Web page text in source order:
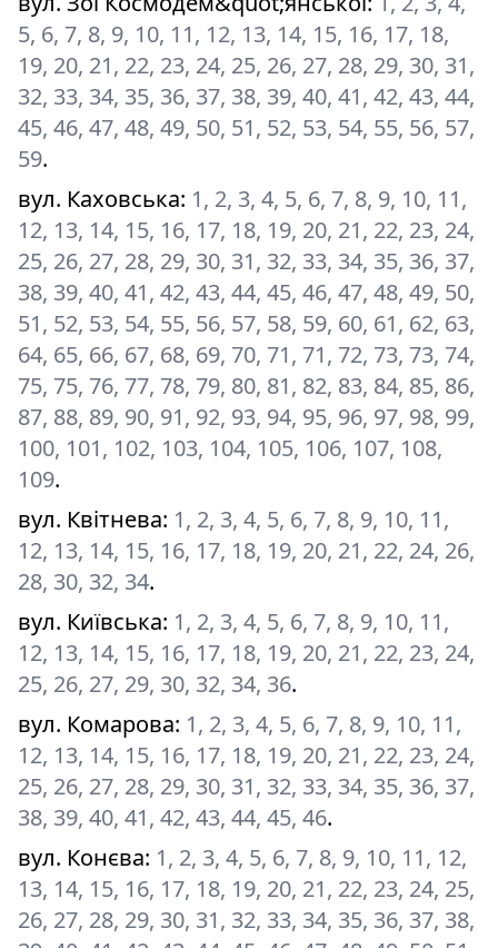
5, 6, 7, 8, 9, 10, 11, 12, 13, 14, 15, 16, 17, 18,
19, 20, 21, 22, 23, 24, 25, 26, 27, 28, 29, 30, 31,
32, 33, 34, 35, 36, 37, 38, 39, 40, 41, 42, 43, 44,
45, 46, 47, 48, 49, 50, 51, 52, 53, 54, 55, 56, 57,
59.
вул. Каховська: 1, 2, 3, 4, 5, 6, 7, 8, 9, 10, 11,
12, 13, 14, 15, 16, 17, 18, 19, 20, 21, 22, 23, 24,
25, 26, 27, 28, 29, 30, 31, 32, 33, 34, 35, 36, 37,
38, 39, 40, 41, 42, 43, 44, 45, 46, 47, 48, 49, 50,
51, 52, 53, 54, 55, 56, 57, 58, 59, 60, 61, 62, 63,
64, 65, 66, 67, 68, 69, 70, 71, 71, 72, 73, 73, 74,
75, 75, 76, 77, 78, 79, 80, 81, 82, 83, 84, 85, 86,
87, 88, 89, 90, 91, 92, 93, 94, 95, 96, 97, 98, 99,
100, 101, 102, 103, 104, 105, 106, 107, 108,
109.
вул. Квітнева: 1, 2, 3, 4, 5, 6, 7, 8, 9, 10, 11,
12, 13, 14, 15, 16, 17, 18, 19, 20, 21, 22, 24, 26,
28, 30, 32, 34.
вул. Київська: 1, 2, 3, 4, 5, 6, 7, 8, 9, 10, 11,
12, 13, 14, 15, 16, 17, 18, 19, 20, 21, 22, 23, 24,
25, 26, 27, 29, 30, 32, 34, 36.
вул. Комарова: 1, 2, 3, 4, 5, 6, 7, 8, 9, 10, 11,
12, 13, 14, 15, 16, 17, 18, 19, 20, 21, 22, 23, 24,
25, 26, 27, 28, 29, 30, 31, 32, 33, 34, 35, 36, 37,
38, 39, 40, 41, 42, 43, 44, 45, 46.
вул. Конєва: 1, 2, 3, 4, 5, 6, 7, 8, 9, 10, 11, 12,
13, 14, 15, 16, 17, 18, 19, 20, 21, 22, 23, 24, 25,
26, 27, 28, 29, 30, 31, 32, 33, 34, 35, 36, 37, 38,